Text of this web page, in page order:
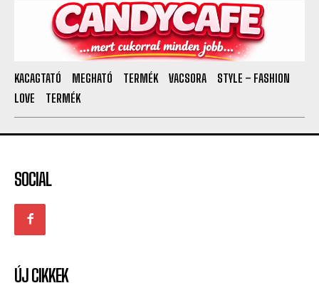
KACAGTATÓ MEGHATÓ TERMÉK VACSORA
STYLE – FASHION
LOVE
TERMÉK
SOCIAL
ÚJ CIKKEK